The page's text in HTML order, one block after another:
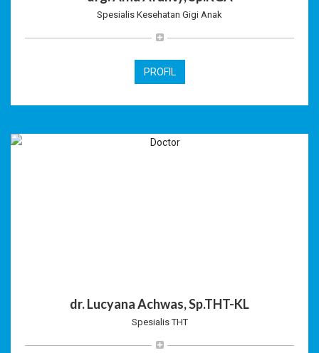
Spesialis Kesehatan Gigi Anak
PROFIL
dr. Lucyana Achwas, Sp.THT-KL
Spesialis THT